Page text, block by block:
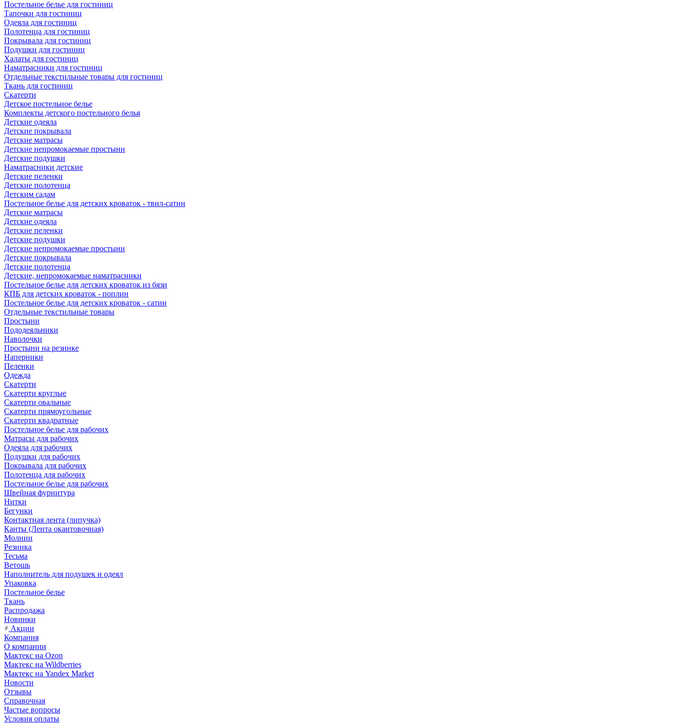
Постельное белье для гостиниц
Тапочки для гостиниц
Одеяла для гостиниц
Полотенца для гостиниц
Покрывала для гостиниц
Подушки для гостиниц
Халаты для гостиниц
Наматрасники для гостиниц
Отдельные текстильные товары для гостиниц
Ткань для гостиниц
Скатерти
Детское постельное белье
Комплекты детского постельного белья
Детские одеяла
Детские покрывала
Детские матрасы
Детские непромокаемые простыни
Детские подушки
Наматрасники детские
Детские пеленки
Детские полотенца
Детским садам
Постельное белье для детских кроваток - твил-сатин
Детские матрасы
Детские одеяла
Детские пеленки
Детские подушки
Детские непромокаемые простыни
Детские покрывала
Детские полотенца
Детские, непромокаемые наматрасники
Постельное белье для детских кроваток из бязи
КПБ для детских кроваток - поплин
Постельное белье для детских кроваток - сатин
Отдельные текстильные товары
Простыни
Пододеяльники
Наволочки
Простыни на резинке
Наперники
Пеленки
Одежда
Скатерти
Скатерти круглые
Скатерти овальные
Скатерти прямоугольные
Скатерти квадратные
Постельное белье для рабочих
Матрасы для рабочих
Одеяла для рабочих
Подушки для рабочих
Покрывала для рабочих
Полотенца для рабочих
Постельное белье для рабочих
Швейная фурнитура
Нитки
Бегунки
Контактная лента (липучка)
Канты (Лента окантовочная)
Молнии
Резинка
Тесьма
Ветошь
Наполнитель для подушек и одеял
Упаковка
Постельное белье
Ткань
Распродажа
Новинки
Акции
Компания
О компании
Мактекс на Ozon
Мактекс на Wildberries
Мактекс на Yandex Market
Новости
Отзывы
Справочная
Частые вопросы
Условия оплаты